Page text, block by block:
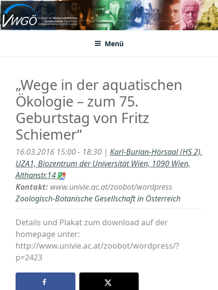
Zum
Inhalt
springenVWGÖ
Federation of Austrian Scientific Societies
Menü
„Wege in der aquatischen
Ökologie – zum 75.
Geburtstag von Fritz
Schiemer“
16.03.2016 15:00 - 18:30 | Karl-Burian-Hörsaal (HS 2),
UZA1, Biozentrum der Universität Wien, 1090 Wien,
Althanstr.14
Kontakt: www.univie.ac.at/zoobot/wordpress
Zoologisch-Botanische Gesellschaft in Österreich
Details und Plakat zum download auf der
homepage unter:
http://www.univie.ac.at/zoobot/wordpress/?
p=2423